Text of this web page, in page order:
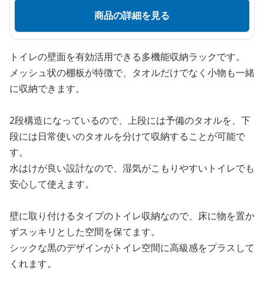
商品の詳細を見る
トイレの壁面を有効活用できる多機能収納ラックです。
メッシュ状の棚板が特徴で、タオルだけでなく小物も一緒
に収納できます。
2段構造になっているので、上段には予備のタオルを、下
段には日常使いのタオルを分けて収納することが可能で
す。
水はけが良い設計なので、湿気がこもりやすいトイレでも
安心して使えます。
壁に取り付けるタイプのトイレ収納なので、床に物を置か
ずスッキリとした空間を保てます。
シックな黒のデザインがトイレ空間に高級感をプラスして
くれます。